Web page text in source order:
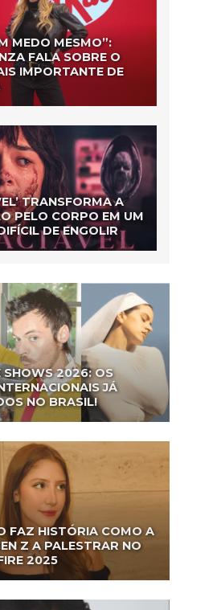
MEDO MESMO”:
FALA SOBRE O
IMPORTANTE DE
TRANSFORMA A
PELO CORPO EM UM
DE ENGOLIR
SHOWS 2026: OS
JÁ
NO BRASIL!
FAZ HISTÓRIA COMO A
Z A PALESTRAR NO
2025